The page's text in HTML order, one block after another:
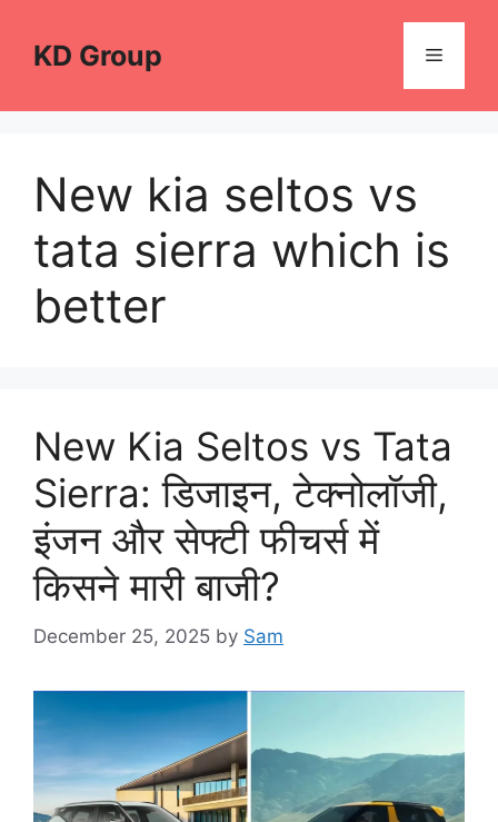
contentKD Group Menu
New kia seltos vs
tata sierra which is
better
New Kia Seltos vs Tata
Sierra: डिजाइन, टेक्नोलॉजी,
इंजन और सेफ्टी फीचर्स में
किसने मारी बाजी?
December 25, 2025 by Sam